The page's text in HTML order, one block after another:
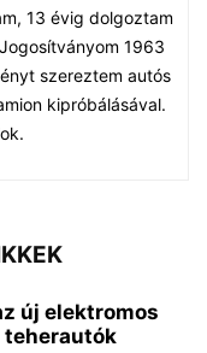
13 évig dolgoztam
1963
szereztem autós
kipróbálásával.
új elektromos
teherautók